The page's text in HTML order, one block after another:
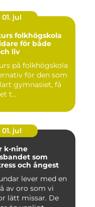
01. jul
folkhögskola
för både
liv
på folkhögskola
för den som
gymnasiet, få
t...
01. jul
k-nine
som
och ångest
lever med en
av oro som vi
lätt missar. De